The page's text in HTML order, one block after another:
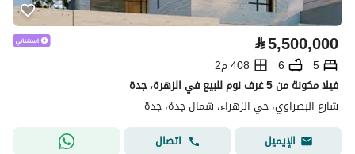
⃁5,500,000
5
6
408 م2
فيلا مكونة من 5 غرف نوم للبيع في الزهرة، جدة
شارع البصراوي، حي الزهراء، شمال جدة، جدة
الإيميل
اتصال